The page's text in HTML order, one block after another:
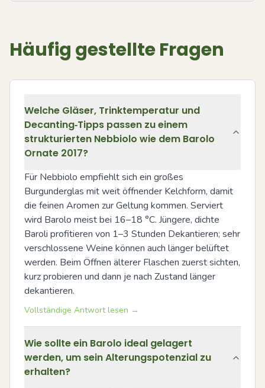
Häufig gestellte Fragen
Welche Gläser, Trinktemperatur und
Decanting‑Tipps passen zu einem
strukturierten Nebbiolo wie dem Barolo
Ornate 2017?
Für Nebbiolo empfiehlt sich ein großes
Burgunderglas mit weit öffnender Kelchform, damit
die feinen Aromen zur Geltung kommen. Serviert
wird Barolo meist bei 16–18 °C. Jüngere, dichte
Baroli profitieren von 1–3 Stunden Dekantieren; sehr
verschlossene Weine können auch länger belüftet
werden. Beim Öffnen älterer Flaschen zuerst sichten,
kurz probieren und dann je nach Zustand länger
dekantieren.
Vollständige Antwort lesen →
Wie sollte ein Barolo ideal gelagert
werden, um sein Alterungspotenzial zu
erhalten?